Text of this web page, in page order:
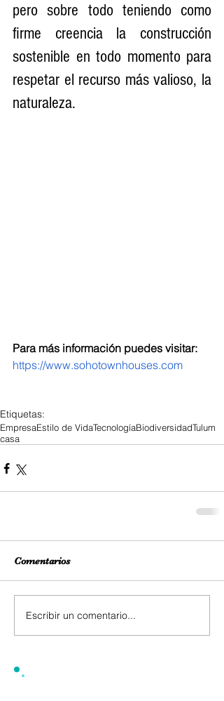
pero sobre todo teniendo como
firme creencia la construcción
sostenible en todo momento para
respetar el recurso más valioso, la
naturaleza.
Para más información puedes visitar:
https://www.sohotownhouses.com
Etiquetas:
EmpresaEstilo de VidaTecnologíaBiodiversidadTulum
casa
Comentarios
Escribir un comentario...